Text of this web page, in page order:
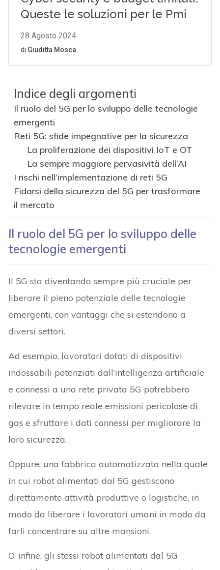
Indice degli argomenti
Il ruolo del 5G per lo sviluppo delle tecnologie
emergenti
Reti 5G: sfide impegnative per la sicurezza
La proliferazione dei dispositivi IoT e OT
La sempre maggiore pervasività dell’AI
I rischi nell’implementazione di reti 5G
Fidarsi della sicurezza del 5G per trasformare
il mercato
Il ruolo del 5G per lo sviluppo delle
tecnologie emergenti
Il 5G sta diventando sempre più cruciale per
liberare il pieno potenziale delle tecnologie
emergenti, con vantaggi che si estendono a
diversi settori.
Ad esempio, lavoratori dotati di dispositivi
indossabili potenziati dall’intelligenza artificiale
e connessi a una rete privata 5G potrebbero
rilevare in tempo reale emissioni pericolose di
gas e sfruttare i dati connessi per migliorare la
loro sicurezza.
Oppure, una fabbrica automatizzata nella quale
in cui robot alimentati dal 5G gestiscono
direttamente attività produttive o logistiche, in
modo da liberare i lavoratori umani in modo da
farli concentrare su altre mansioni.
O, infine, gli stessi robot alimentati dal 5G